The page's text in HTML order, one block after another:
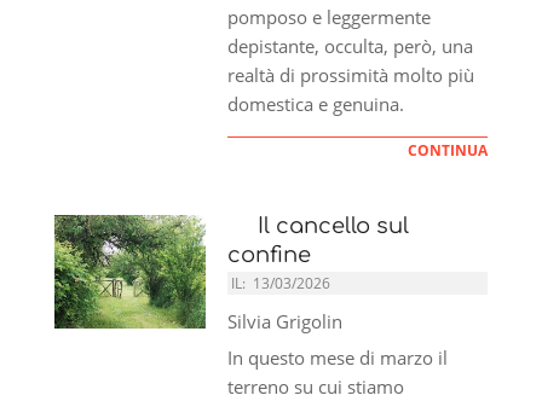
pomposo e leggermente
depistante, occulta, però, una
realtà di prossimità molto più
domestica e genuina.
CONTINUA
Il cancello sul
confine
IL: 13/03/2026
Silvia Grigolin
In questo mese di marzo il
terreno su cui stiamo